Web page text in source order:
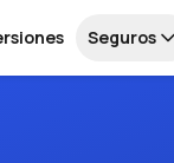
Seguros